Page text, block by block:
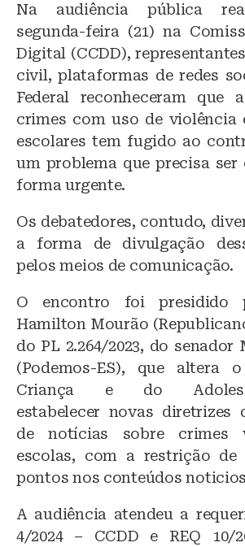
e
s
k
y
c
e
b
o
o
k
at
s
A
p
p
Na audiência pública
segunda-feira (21) na
Digital (CCDD),
civil, plataformas de redes
Federal reconheceram que
crimes com uso de violência
escolares tem fugido ao
um problema que precisa ser
forma urgente.
Os debatedores, contudo,
a forma de divulgação
pelos meios de comunicação.
O encontro foi presidido
Hamilton Mourão
do PL 2.264/2023, do senador
(Podemos-ES), que altera
Criança e do
estabelecer novas diretrizes
de notícias sobre crimes
escolas, com a restrição de
pontos nos conteúdos
A audiência atendeu a
4/2024 – CCDD e REQ 10/